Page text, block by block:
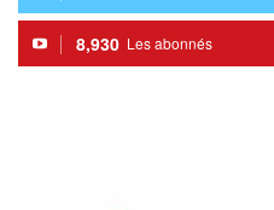
8,930 Les abonnés